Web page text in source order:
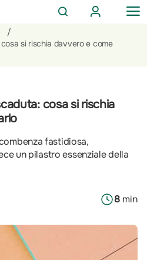
CERCA
AREA
CLIENTI
/
si rischia davvero e come
cosa si rischia
fastidiosa,
un pilastro essenziale della
8 min